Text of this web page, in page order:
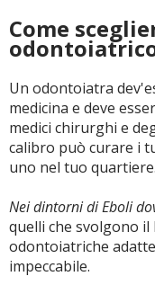
Come
Un odontoiatra
medicina e deve
medici chirurghi e
calibro può curare i
uno nel tuo quartiere.
Nei dintorni di Eboli
quelli che svolgono
odontoiatriche
impeccabile.